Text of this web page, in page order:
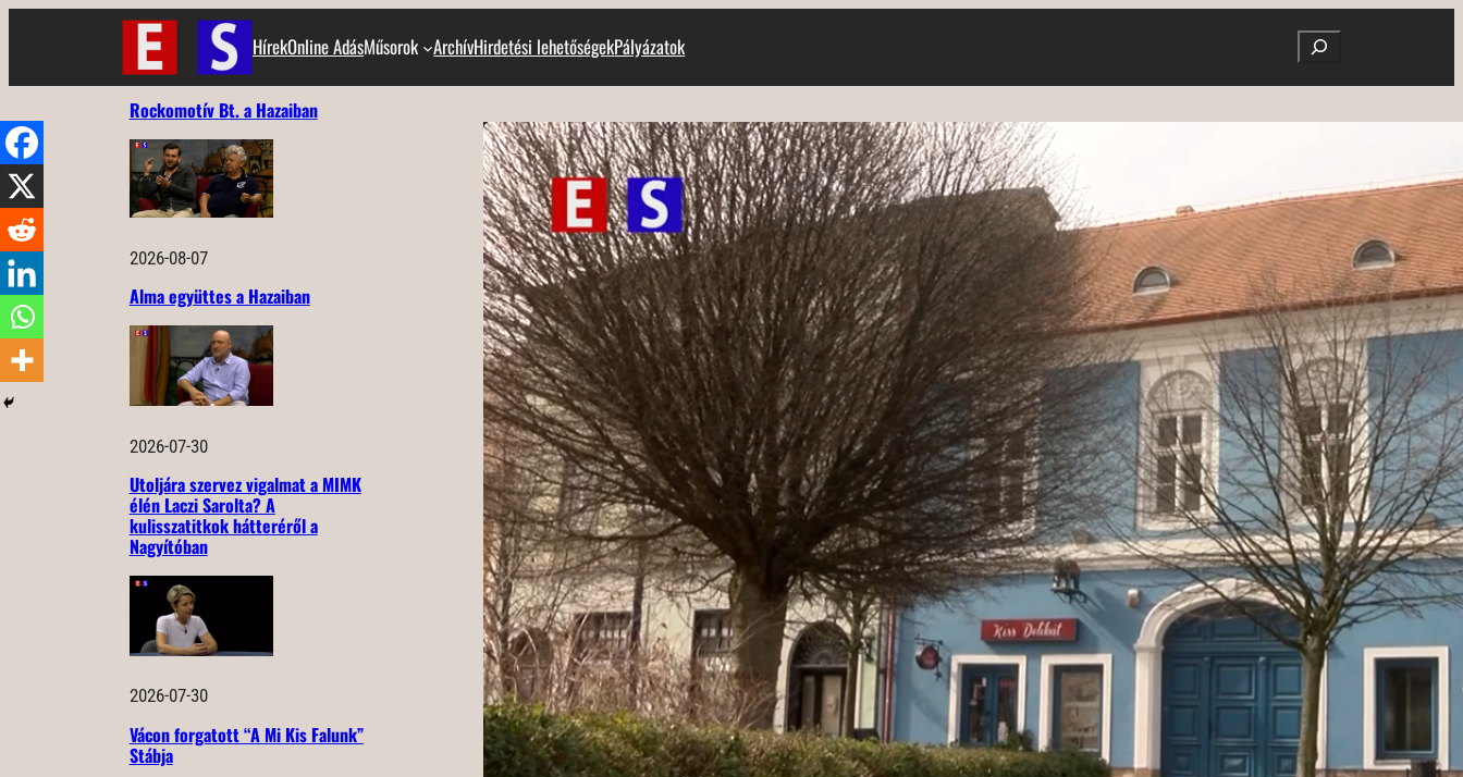
HírekOnline AdásMűsorok ArchívHirdetési lehetőségekPályázatok Search
Rockomotív Bt. a Hazaiban
2026-08-07
Alma együttes a Hazaiban
2026-07-30
Utoljára szervez vigalmat a MIMK
élén Laczi Sarolta? A
kulisszatitkok hátteréről a
Nagyítóban
2026-07-30
Vácon forgatott “A Mi Kis Falunk”
Stábja